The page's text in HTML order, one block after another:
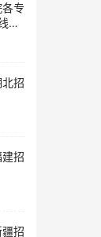
专
及
招
招
招